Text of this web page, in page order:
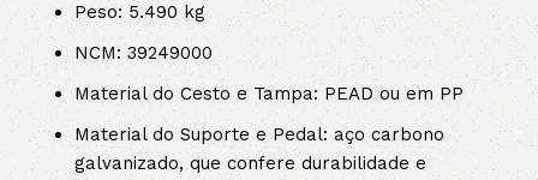
Peso: 5.490 kg
NCM: 39249000
Material do Cesto e Tampa: PEAD ou em PP
Material do Suporte e Pedal: aço carbono
galvanizado, que confere durabilidade e